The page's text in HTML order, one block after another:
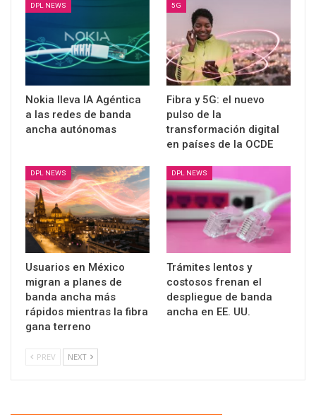
DPL NEWS
Nokia lleva IA Agéntica
a las redes de banda
ancha autónomas
5G
Fibra y 5G: el nuevo
pulso de la
transformación digital
en países de la OCDE
DPL NEWS
Usuarios en México
migran a planes de
banda ancha más
rápidos mientras la fibra
gana terreno
DPL NEWS
Trámites lentos y
costosos frenan el
despliegue de banda
ancha en EE. UU.
PREV NEXT